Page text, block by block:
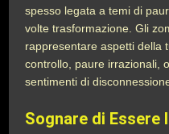
spesso legata a temi di
volte trasformazione. Gli
rappresentare aspetti della
controllo, paure irrazionali,
sentimenti di
Sognare di Essere